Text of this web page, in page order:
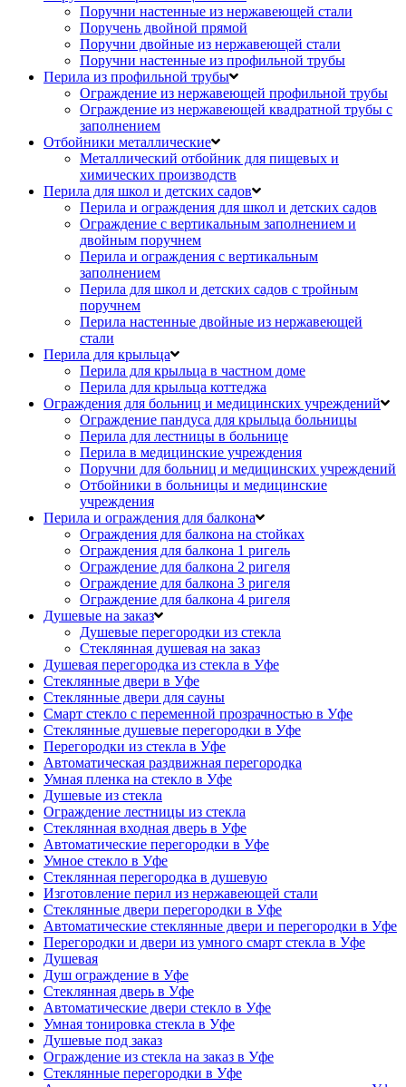
Поручни настенные из нержавеющей стали
Поручень двойной прямой
Поручни двойные из нержавеющей стали
Поручни настенные из профильной трубы
Перила из профильной трубы
Ограждение из нержавеющей профильной трубы
Ограждение из нержавеющей квадратной трубы с
заполнением
Отбойники металлические
Металлический отбойник для пищевых и
химических производств
Перила для школ и детских садов
Перила и ограждения для школ и детских садов
Ограждение с вертикальным заполнением и
двойным поручнем
Перила и ограждения с вертикальным
заполнением
Перила для школ и детских садов с тройным
поручнем
Перила настенные двойные из нержавеющей
стали
Перила для крыльца
Перила для крыльца в частном доме
Перила для крыльца коттеджа
Ограждения для больниц и медицинских учреждений
Ограждение пандуса для крыльца больницы
Перила для лестницы в больнице
Перила в медицинские учреждения
Поручни для больниц и медицинских учреждений
Отбойники в больницы и медицинские
учреждения
Перила и ограждения для балкона
Ограждения для балкона на стойках
Ограждения для балкона 1 ригель
Ограждение для балкона 2 ригеля
Ограждение для балкона 3 ригеля
Ограждение для балкона 4 ригеля
Душевые на заказ
Душевые перегородки из стекла
Стеклянная душевая на заказ
Душевая перегородка из стекла в Уфе
Стеклянные двери в Уфе
Стеклянные двери для сауны
Смарт стекло с переменной прозрачностью в Уфе
Стеклянные душевые перегородки в Уфе
Перегородки из стекла в Уфе
Автоматическая раздвижная перегородка
Умная пленка на стекло в Уфе
Душевые из стекла
Ограждение лестницы из стекла
Стеклянная входная дверь в Уфе
Автоматические перегородки в Уфе
Умное стекло в Уфе
Стеклянная перегородка в душевую
Изготовление перил из нержавеющей стали
Стеклянные двери перегородки в Уфе
Автоматические стеклянные двери и перегородки в Уфе
Перегородки и двери из умного смарт стекла в Уфе
Душевая
Душ ограждение в Уфе
Стеклянная дверь в Уфе
Автоматические двери стекло в Уфе
Умная тонировка стекла в Уфе
Душевые под заказ
Ограждение из стекла на заказ в Уфе
Стеклянные перегородки в Уфе